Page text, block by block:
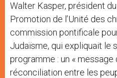
Walter Kasper, président
Promotion de l’Unité des
commission pontificale
Judaïsme, qui expliquait le
programme : un « message
réconciliation entre les